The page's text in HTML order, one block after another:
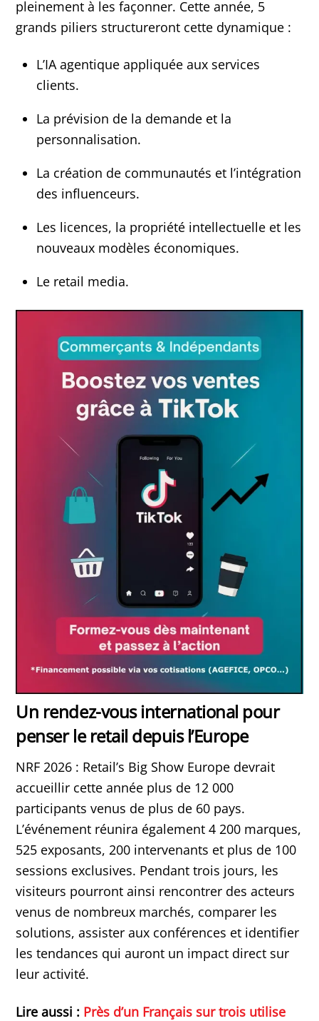
pleinement à les façonner. Cette année, 5
grands piliers structureront cette dynamique :
L’IA agentique appliquée aux services
clients.
La prévision de la demande et la
personnalisation.
La création de communautés et l’intégration
des influenceurs.
Les licences, la propriété intellectuelle et les
nouveaux modèles économiques.
Le retail media.
Un rendez-vous international pour
penser le retail depuis l’Europe
NRF 2026 : Retail’s Big Show Europe devrait
accueillir cette année plus de 12 000
participants venus de plus de 60 pays.
L’événement réunira également 4 200 marques,
525 exposants, 200 intervenants et plus de 100
sessions exclusives. Pendant trois jours, les
visiteurs pourront ainsi rencontrer des acteurs
venus de nombreux marchés, comparer les
solutions, assister aux conférences et identifier
les tendances qui auront un impact direct sur
leur activité.
Lire aussi : Près d’un Français sur trois utilise